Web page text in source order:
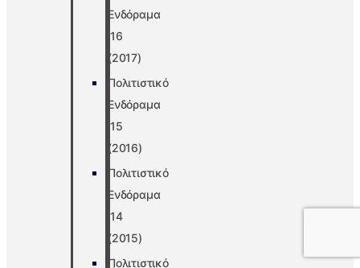
Ενδόραμα
’16
(2017)
Πολιτιστικό
Ενδόραμα
’15
(2016)
Πολιτιστικό
Ενδόραμα
’14
(2015)
Πολιτιστικό